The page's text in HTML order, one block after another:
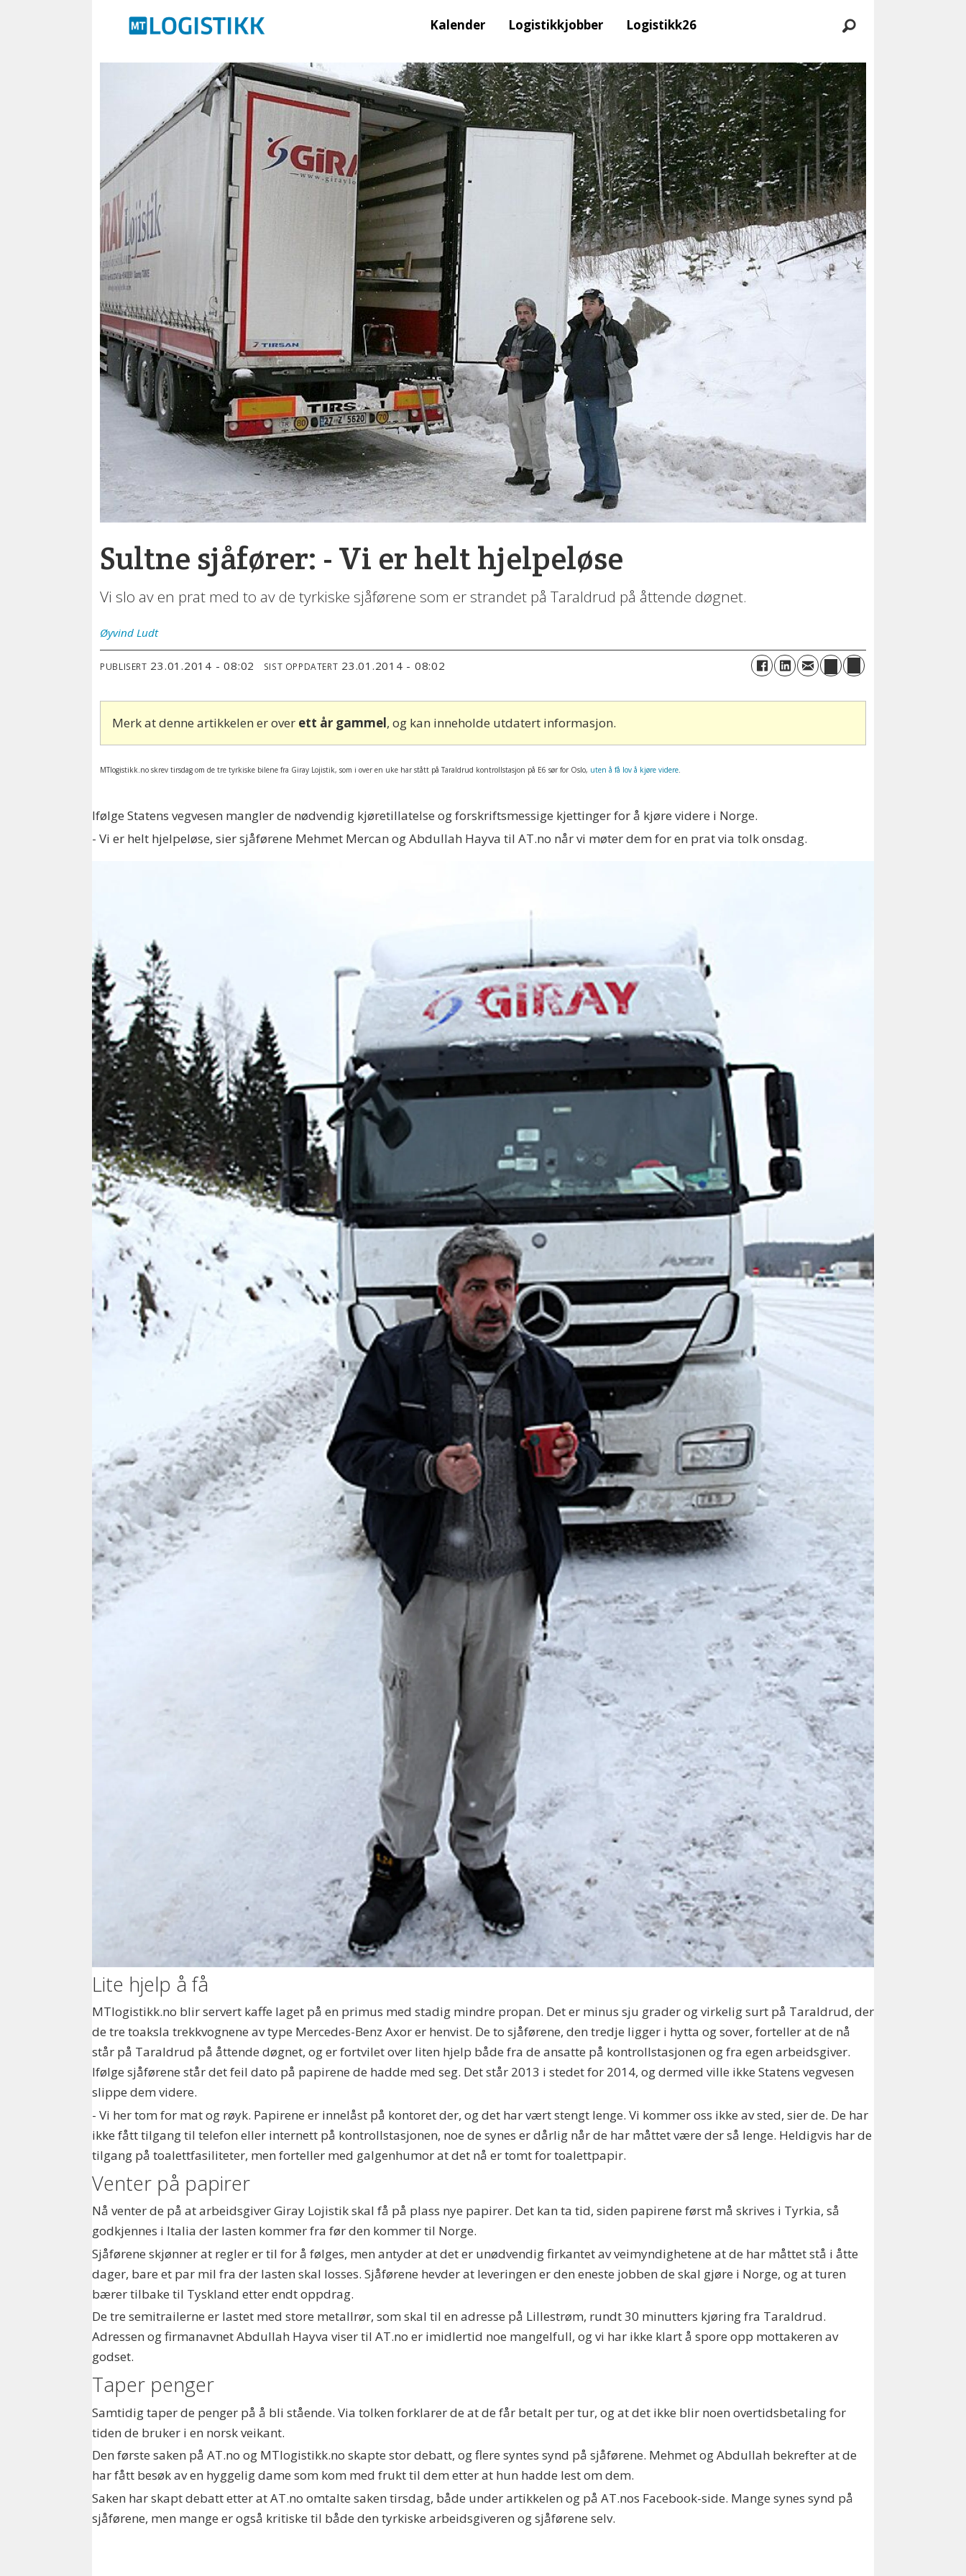
Kalender Logistikkjobber Logistikk26
Sultne sjåfører: - Vi er helt hjelpeløse
Vi slo av en prat med to av de tyrkiske sjåførene som er strandet på Taraldrud på åttende døgnet.
Øyvind Ludt
PUBLISERT 23.01.2014 - 08:02 SIST OPPDATERT 23.01.2014 - 08:02
Merk at denne artikkelen er over ett år gammel, og kan inneholde utdatert informasjon.
MTlogistikk.no skrev tirsdag om de tre tyrkiske bilene fra Giray Lojistik, som i over en uke har stått på Taraldrud kontrollstasjon på E6 sør for Oslo, uten å få lov å kjøre videre
Ifølge Statens vegvesen mangler de nødvendig kjøretillatelse og forskriftsmessige kjettinger for å kjøre videre i Norge.
- Vi er helt hjelpeløse, sier sjåførene Mehmet Mercan og Abdullah Hayva til AT.no når vi møter dem for en prat via tolk onsdag.
Lite hjelp å få
MTlogistikk.no blir servert kaffe laget på en primus med stadig mindre propan. Det er minus sju grader og virkelig surt på Taraldrud, der
de tre toaksla trekkvognene av type Mercedes-Benz Axor er henvist. De to sjåførene, den tredje ligger i hytta og sover, forteller at de nå
står på Taraldrud på åttende døgnet, og er fortvilet over liten hjelp både fra de ansatte på kontrollstasjonen og fra egen arbeidsgiver.
Ifølge sjåførene står det feil dato på papirene de hadde med seg. Det står 2013 i stedet for 2014, og dermed ville ikke Statens vegvesen
slippe dem videre.
- Vi her tom for mat og røyk. Papirene er innelåst på kontoret der, og det har vært stengt lenge. Vi kommer oss ikke av sted, sier de. De har
ikke fått tilgang til telefon eller internett på kontrollstasjonen, noe de synes er dårlig når de har måttet være der så lenge. Heldigvis har de
tilgang på toalettfasiliteter, men forteller med galgenhumor at det nå er tomt for toalettpapir.
Venter på papirer
Nå venter de på at arbeidsgiver Giray Lojistik skal få på plass nye papirer. Det kan ta tid, siden papirene først må skrives i Tyrkia, så
godkjennes i Italia der lasten kommer fra før den kommer til Norge.
Sjåførene skjønner at regler er til for å følges, men antyder at det er unødvendig firkantet av veimyndighetene at de har måttet stå i åtte
dager, bare et par mil fra der lasten skal losses. Sjåførene hevder at leveringen er den eneste jobben de skal gjøre i Norge, og at turen
bærer tilbake til Tyskland etter endt oppdrag.
De tre semitrailerne er lastet med store metallrør, som skal til en adresse på Lillestrøm, rundt 30 minutters kjøring fra Taraldrud.
Adressen og firmanavnet Abdullah Hayva viser til AT.no er imidlertid noe mangelfull, og vi har ikke klart å spore opp mottakeren av
godset.
Taper penger
Samtidig taper de penger på å bli stående. Via tolken forklarer de at de får betalt per tur, og at det ikke blir noen overtidsbetaling for
tiden de bruker i en norsk veikant.
Den første saken på AT.no og MTlogistikk.no skapte stor debatt, og flere syntes synd på sjåførene. Mehmet og Abdullah bekrefter at de
har fått besøk av en hyggelig dame som kom med frukt til dem etter at hun hadde lest om dem.
Saken har skapt debatt etter at AT.no omtalte saken tirsdag, både under artikkelen og på AT.nos Facebook-side. Mange synes synd på
sjåførene, men mange er også kritiske til både den tyrkiske arbeidsgiveren og sjåførene selv.